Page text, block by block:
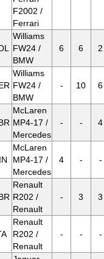
F2002 /
Ferrari
Williams
FW24 /
BMW
6 6 2
Williams
FW24 /
BMW
- 10 6
McLaren
MP4-17 /
Mercedes
- - 4
McLaren
MP4-17 /
Mercedes
4 - -
Renault
R202 /
Renault
- 3 3
Renault
R202 /
Renault
- - -